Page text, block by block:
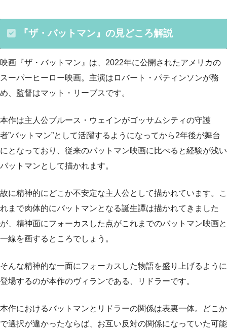
『ザ・バットマン』の見どころ解説
映画『ザ・バットマン』は、2022年に公開されたアメリカの
スーパーヒーロー映画。主演はロバート・パティンソンが務
め、監督はマット・リーブスです。
本作は主人公ブルース・ウェインがゴッサムシティの守護
者”バットマン”として活躍するようになってから2年後が舞台
にとなっており、従来のバットマン映画に比べると経験が浅い
バットマンとして描かれます。
故に精神的にどこか不安定な主人公として描かれています。こ
れまで肉体的にバットマンとなる誕生譚は描かれてきました
が、精神面にフォーカスした点がこれまでのバットマン映画と
一線を画するところでしょう。
そんな精神的な一面にフォーカスした物語を盛り上げるように
登場するのが本作のヴィランである、リドラーです。
本作におけるバットマンとリドラーの関係は表裏一体。どこか
で選択が違かったならば、お互い反対の関係になっていた可能